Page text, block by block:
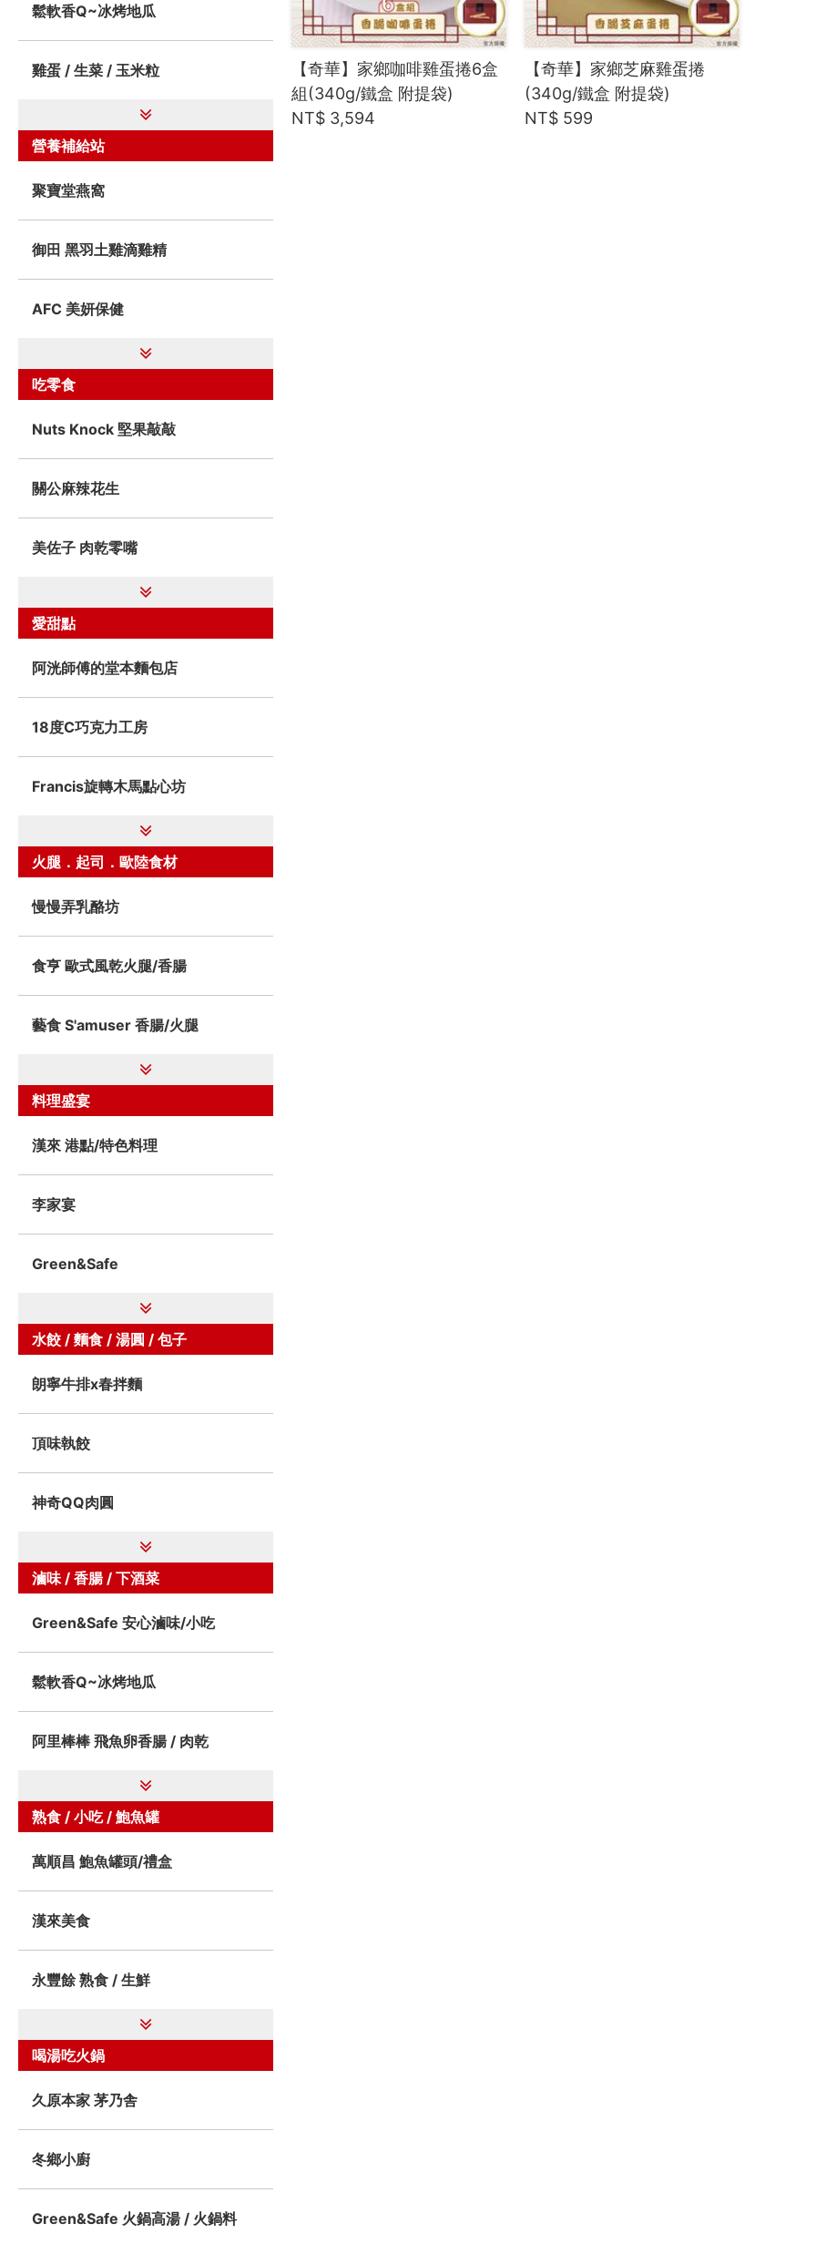
【奇華】家鄉咖啡雞蛋捲6盒
組(340g/鐵盒 附提袋)
NT$ 3,594
【奇華】家鄉芝麻雞蛋捲
(340g/鐵盒 附提袋)
NT$ 599
鬆軟香Q~冰烤地瓜
雞蛋 / 生菜 / 玉米粒
營養補給站
聚寶堂燕窩
御田 黑羽土雞滴雞精
AFC 美妍保健
吃零食
Nuts Knock 堅果敲敲
關公麻辣花生
美佐子 肉乾零嘴
愛甜點
阿洸師傅的堂本麵包店
18度C巧克力工房
Francis旋轉木馬點心坊
火腿．起司．歐陸食材
慢慢弄乳酪坊
食亨 歐式風乾火腿/香腸
藝食 S'amuser 香腸/火腿
料理盛宴
漢來 港點/特色料理
李家宴
Green&Safe
水餃 / 麵食 / 湯圓 / 包子
朗寧牛排x春拌麵
頂味執餃
神奇QQ肉圓
滷味 / 香腸 / 下酒菜
Green&Safe 安心滷味/小吃
鬆軟香Q~冰烤地瓜
阿里棒棒 飛魚卵香腸 / 肉乾
熟食 / 小吃 / 鮑魚罐
萬順昌 鮑魚罐頭/禮盒
漢來美食
永豐餘 熟食 / 生鮮
喝湯吃火鍋
久原本家 茅乃舎
冬鄉小廚
Green&Safe 火鍋高湯 / 火鍋料